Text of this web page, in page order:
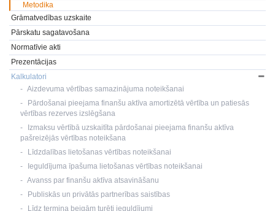
Metodika
Grāmatvedības uzskaite
Pārskatu sagatavošana
Normatīvie akti
Prezentācijas
Kalkulatori
Aizdevuma vērtības samazinājuma noteikšanai
Pārdošanai pieejama finanšu aktīva amortizētā vērtība un patiesās
vērtības rezerves izslēgšana
Izmaksu vērtībā uzskaitīta pārdošanai pieejama finanšu aktīva
pašreizējās vērtības noteikšana
Līdzdalības lietošanas vērtības noteikšanai
Ieguldījuma īpašuma lietošanas vērtības noteikšanai
Avanss par finanšu aktīva atsavināšanu
Publiskās un privātās partnerības saistības
Līdz termiņa beigām turēti ieguldījumi